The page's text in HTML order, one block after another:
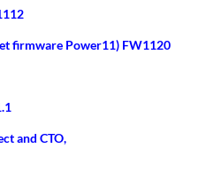
firmware Power11) FW1120
and CTO,